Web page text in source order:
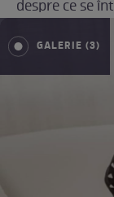
despre ce se
GALERIE (3)